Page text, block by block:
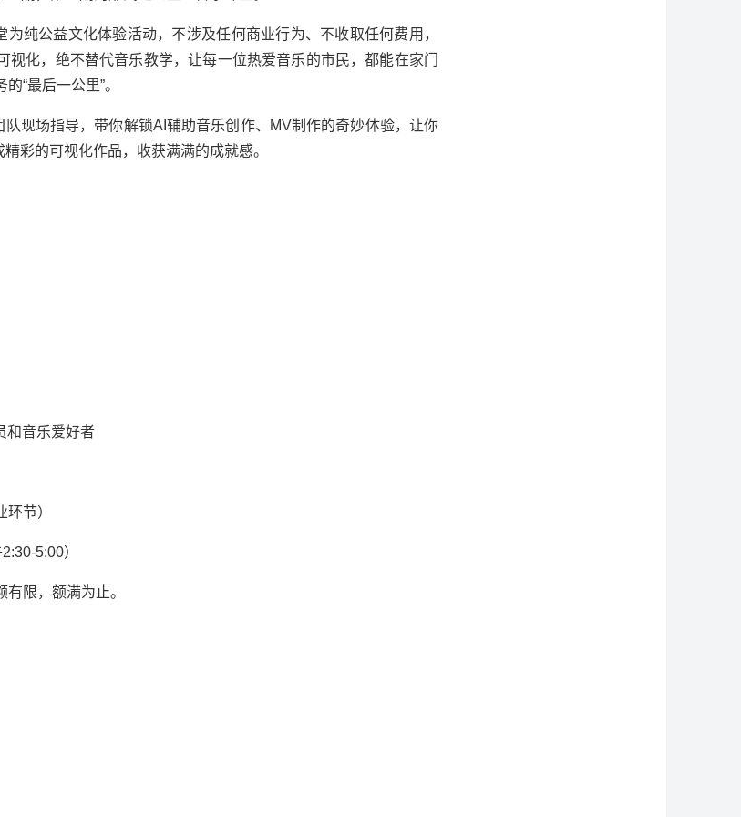
为纯公益文化体验活动，不涉及任何商业行为、不收取任何费用，
化，绝不替代音乐教学，让每一位热爱音乐的市民，都能在家门
“最后一公里”。
现场指导，带你解锁AI辅助音乐创作、MV制作的奇妙体验，让你
彩的可视化作品，收获满满的成就感。
和音乐爱好者
节）
5:00）
限，额满为止。